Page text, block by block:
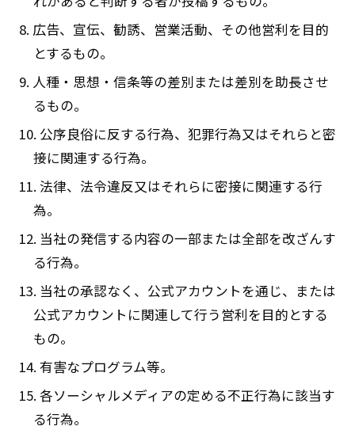
8. 広告、宣伝、勧誘、営業活動、その他営利を目的
とするもの。
9. 人種・思想・信条等の差別または差別を助長させ
るもの。
10. 公序良俗に反する行為、犯罪行為又はそれらと密
接に関連する行為。
11. 法律、法令違反又はそれらに密接に関連する行
為。
12. 当社の発信する内容の一部または全部を改ざんす
る行為。
13. 当社の承認なく、公式アカウントを通じ、または
公式アカウントに関連して行う営利を目的とする
もの。
14. 有害なプログラム等。
15. 各ソーシャルメディアの定める不正行為に該当す
る行為。